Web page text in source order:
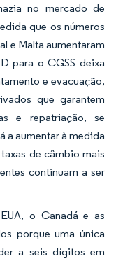
no mercado de
que os números
e Malta aumentaram
para o CGSS deixa
e evacuação,
que garantem
e repatriação, se
a aumentar à medida
de câmbio mais
continuam a ser
o Canadá e as
porque uma única
a seis dígitos em